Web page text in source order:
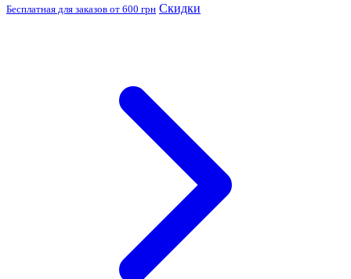
Бесплатная для заказов от 600 грн Скидки